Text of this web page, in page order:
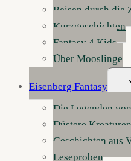
Reisen durch die
Kurzgeschichten
Fantasy 4 Kids
Über Mooslinge
Eisenberg Fantasy
Die Legenden
Düstere Kreaturen
Geschichten aus
Leseproben